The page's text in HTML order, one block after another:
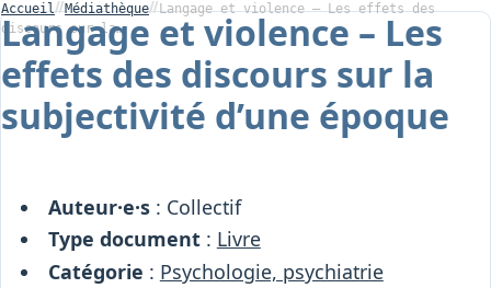
Association
Centre de Soin
Centre
Ressources
Accueil Médiathèque
Langage et violence – Les effets des
discours sur la…
Langage et violence – Les
effets des discours sur la
subjectivité d’une époque
Auteur·e·s: Collectif
Type document: Livre
Catégorie : Psychologie, psychiatrie